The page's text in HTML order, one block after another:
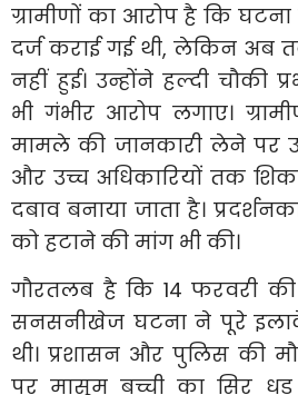
ग्रामीणों का आरोप है कि
दर्ज कराई गई थी, लेकिन अब
नहीं हुई। उन्होंने हल्दी चौकी
भी गंभीर आरोप लगाए।
मामले की जानकारी लेने पर
और उच्च अधिकारियों तक
दबाव बनाया जाता है।
को हटाने की मांग भी की।
गौरतलब है कि 14 फरवरी
सनसनीखेज घटना ने पूरे
थी। प्रशासन और पुलिस की
पर मासूम बच्ची का सिर धड़